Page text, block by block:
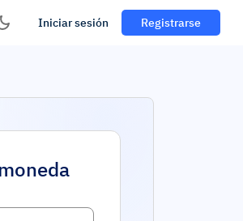
Iniciar sesión Registrarse